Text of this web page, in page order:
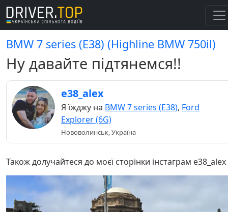
BMW 7 series (E38) (Highline BMW 750il)
Ну давайте підтянемся!!
e38_alex
Я їжджу на BMW 7 series (E38), Ford
Explorer (6G)
Нововолинськ, Україна
Також долучайтеся до моєї сторінки інстаграм e38_alex